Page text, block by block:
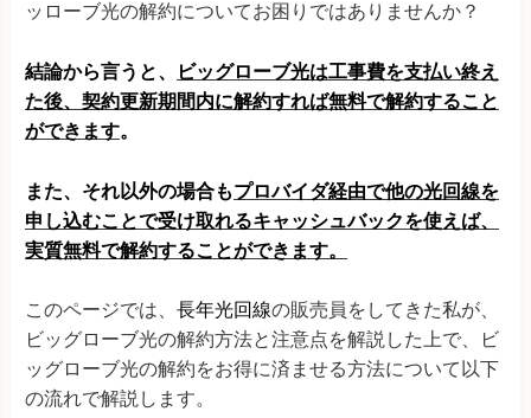
ッローブ光の解約についてお困りではありませんか？
結論から言うと、
ビッグローブ光は工事費を支払い終え
た後、契約更新期間内に解約すれば無料で解約すること
ができます。
また、それ以外の場合もプロバイダ経由で他の光回線を
申し込むことで受け取れるキャッシュバックを使えば、
実質無料で解約することができます。
このページでは、 長年光回線の販売員をしてきた私が、
ビッグローブ光の解約方法と注意点を解説した上で、ビ
ッグローブ光の解約をお得に済ませる方法について以下
の流れで解説します。